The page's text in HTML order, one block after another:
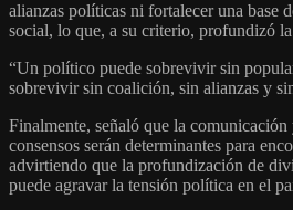
alianzas políticas ni fortalecer una base
social, lo que, a su criterio, profundizó
“Un político puede sobrevivir sin
sobrevivir sin coalición, sin alianzas y
Finalmente, señaló que la
consensos serán determinantes para
advirtiendo que la profundización de
puede agravar la tensión política en el